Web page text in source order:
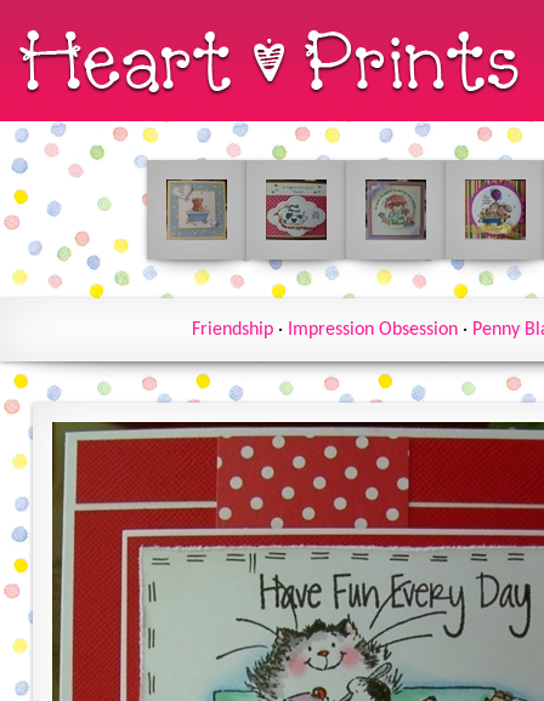
Friendship· Impression Obsession· Penny